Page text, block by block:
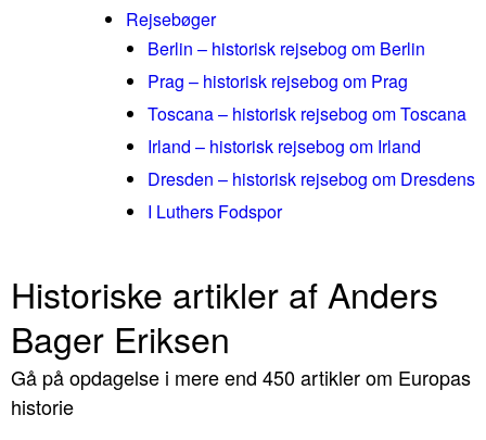
Rejsebøger
Berlin – historisk rejsebog om Berlin
Prag – historisk rejsebog om Prag
Toscana – historisk rejsebog om Toscana
Irland – historisk rejsebog om Irland
Dresden – historisk rejsebog om Dresdens
I Luthers Fodspor
Historiske artikler af Anders
Bager Eriksen
Gå på opdagelse i mere end 450 artikler om Europas
historie